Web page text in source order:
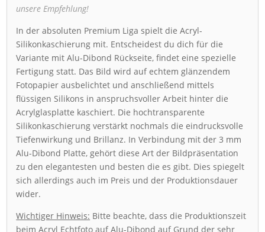
unsere Empfehlung!
In der absoluten Premium Liga spielt die Acryl-
Silikonkaschierung mit. Entscheidest du dich für die
Variante mit Alu-Dibond Rückseite, findet eine spezielle
Fertigung statt. Das Bild wird auf echtem glänzendem
Fotopapier ausbelichtet und anschließend mittels
flüssigen Silikons in anspruchsvoller Arbeit hinter die
Acrylglasplatte kaschiert. Die hochtransparente
Silikonkaschierung verstärkt nochmals die eindrucksvolle
Tiefenwirkung und Brillanz. In Verbindung mit der 3 mm
Alu-Dibond Platte, gehört diese Art der Bildpräsentation
zu den elegantesten und besten die es gibt. Dies spiegelt
sich allerdings auch im Preis und der Produktionsdauer
wider.
Wichtiger Hinweis: Bitte beachte, dass die Produktionszeit
beim Acryl Echtfoto auf Alu-Dibond auf Grund der sehr